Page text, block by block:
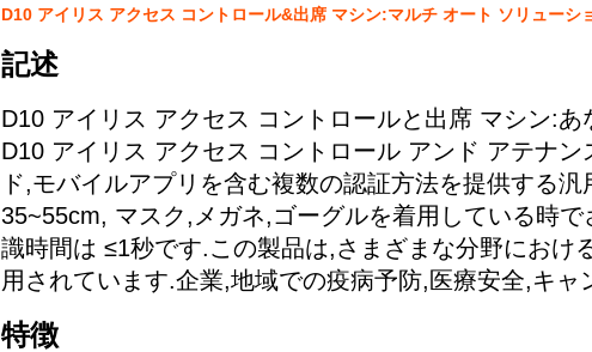
D10 アイリス アクセス コントロール&出席 マシン:マルチ オート ソリューシ
記述
D10 アイリス アクセス コントロールと出席 マシン:
D10 アイリス アクセス コントロール アンド アテナ
ド,モバイルアプリを含む複数の認証方法を提供する
35~55cm, マスク,メガネ,ゴーグルを着用している時
識時間は ≤1秒です.この製品は,さまざまな分野におけ
用されています.企業,地域での疫病予防,医療安全,キャ
特徴